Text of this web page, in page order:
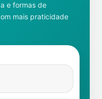
e formas de
mais praticidade